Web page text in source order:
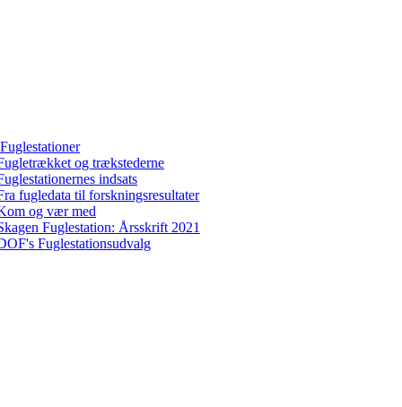
Fuglestationer
og trækstederne
indsats
fugledata til forskningsresultater
og vær med
Fuglestation: Årsskrift 2021
Fuglestationsudvalg